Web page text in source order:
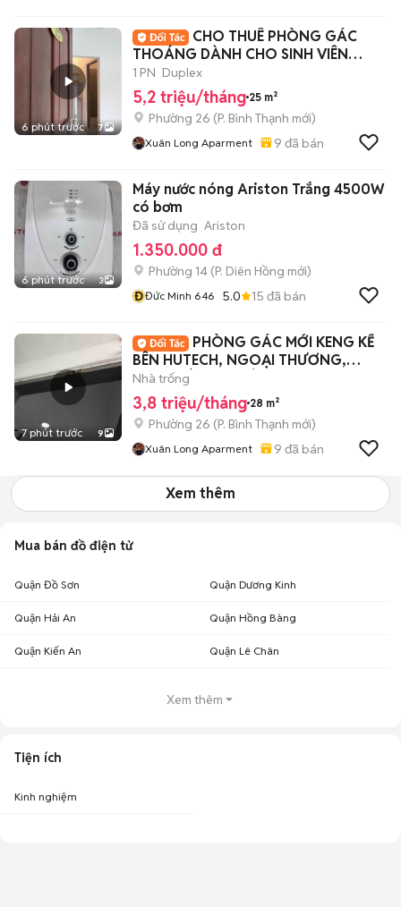
6 phút trước 7
CHO THUÊ PHÒNG GÁC
THOÁNG DÀNH CHO SINH VIÊN
HUTECH, GTVT, FTU
1 PN Duplex
5,2 triệu/tháng 25 m²
Phường 26 (P. Bình Thạnh mới)
Xuân Long Aparment 9 đã bán
6 phút trước 3
Máy nước nóng Ariston Trắng 4500W
có bơm
Đã sử dụng Ariston
1.350.000 đ
Phường 14 (P. Diên Hồng mới)
ĐĐức Minh 646 5.0 15 đã bán
7 phút trước 9
PHÒNG GÁC MỚI KENG KẾ
BÊN HUTECH, NGOẠI THƯƠNG,
GTVT SIÊU HẠT DẺ
Nhà trống
3,8 triệu/tháng 28 m²
Phường 26 (P. Bình Thạnh mới)
Xuân Long Aparment 9 đã bán
Xem thêm
Mua bán đồ điện tử
Quận Đồ Sơn Quận Dương Kinh
Quận Hải An Quận Hồng Bàng
Quận Kiến An Quận Lê Chân
Xem thêm
Tiện ích
Kinh nghiệm